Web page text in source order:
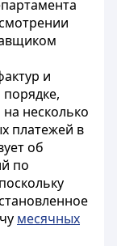
и
несколько
платежей в
об
по
месячных